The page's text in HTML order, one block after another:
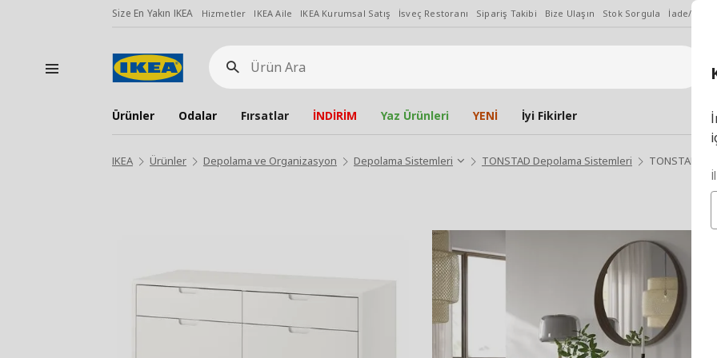
Size En Yakın IKEA Hizmetler IKEA Aile IKEA Kurumsal Satış İsveç Restoranı Sipariş Takibi Bize Ulaşın Stok Sorgula İade/
Ürün
Ara
Ürünler Odalar Fırsatlar İNDİRİM Yaz Ürünleri YENİ İyi Fikirler
IKEA Ürünler Depolama ve Organizasyon Depolama Sistemleri TONSTAD Depolama Sistemleri TONSTAD